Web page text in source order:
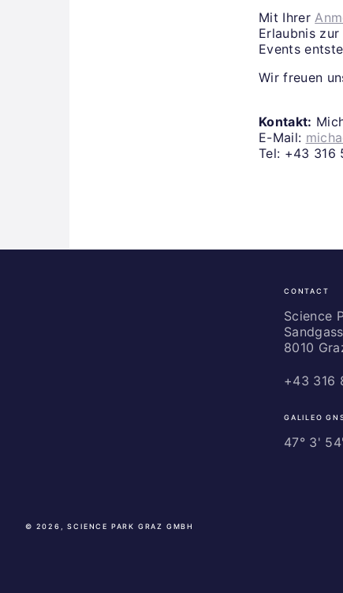
Mit Ihrer
Erlaubnis
Events
Wir freuen
Kontakt:
E-Mail:
Tel: +43 316
CONTACT
Science
8010
+43 316
GALILEO
47° 3'
© 2026, SCIENCE PARK GRAZ GMBH